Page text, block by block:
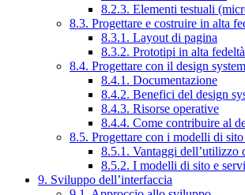
8.2.3. Elementi testuali
8.3. Progettare e costruire in alta
8.3.1. Layout di pagina
8.3.2. Prototipi in alta fedeltà
8.4. Progettare con il design
8.4.1. Documentazione
8.4.2. Benefici del design
8.4.3. Risorse operative
8.4.4. Come contribuire al
8.5. Progettare con i modelli di
8.5.1. Vantaggi dell’utilizzo
8.5.2. I modelli di sito e
9. Sviluppo dell’interfaccia